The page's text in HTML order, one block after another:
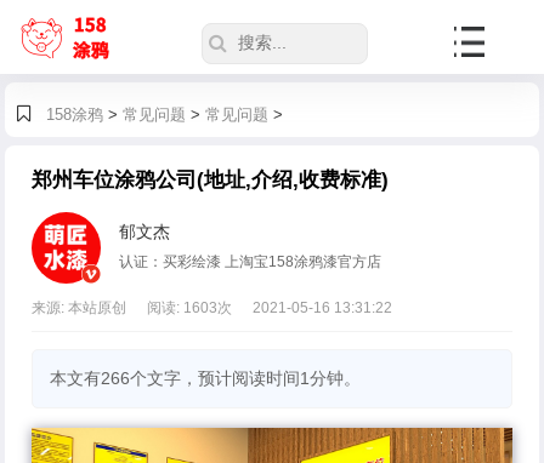
158涂鸦> 常见问题 > 常见问题 >
郑州车位涂鸦公司(地址,介绍,收费标准)
郁文杰
认证：买彩绘漆 上淘宝158涂鸦漆官方店
来源: 本站原创 阅读: 1603次 2021-05-16 13:31:22
本文有266个文字，预计阅读时间1分钟。